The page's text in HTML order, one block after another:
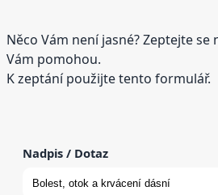
Něco Vám není jasné? Zeptejte
Vám pomohou.
K zeptání použijte tento formulář.
Nadpis / Dotaz